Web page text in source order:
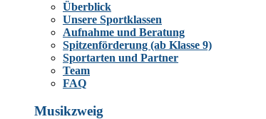
Überblick
Unsere Sportklassen
Aufnahme und Beratung
Spitzenförderung (ab Klasse 9)
Sportarten und Partner
Team
FAQ
Musikzweig